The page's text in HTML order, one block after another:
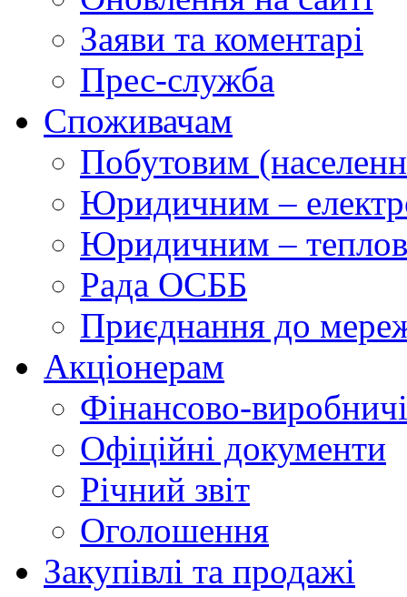
Заяви та коментарі
Прес-служба
Споживачам
Побутовим
Юридичним –
Юридичним –
Рада ОСББ
Приєднання до
Акціонерам
Фінансово-
Офіційні документи
Річний звіт
Оголошення
Закупівлі та продажі